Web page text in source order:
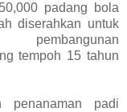
padang bola
diserahkan untuk
tempoh 15 tahun
penanaman padi